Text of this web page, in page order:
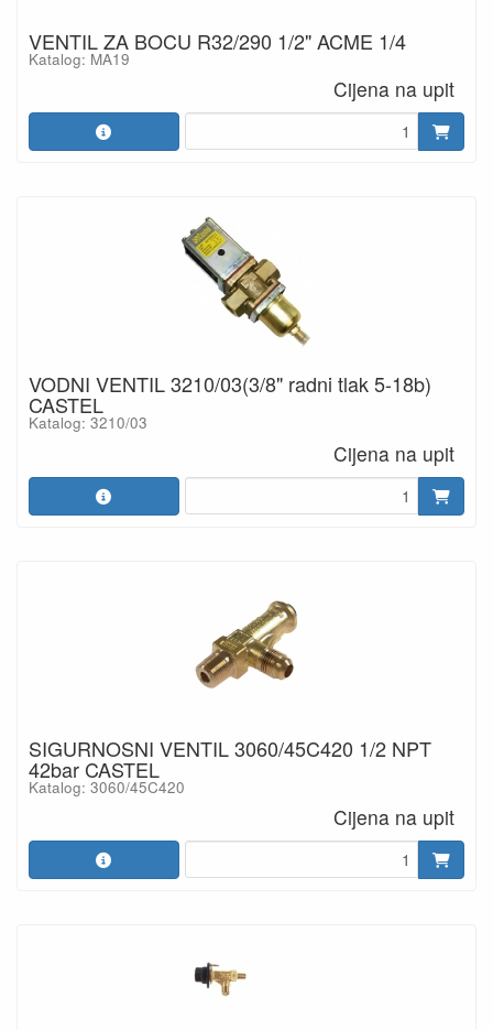
VENTIL ZA BOCU R32/290 1/2" ACME 1/4
Katalog: MA19
Cijena na upit
VODNI VENTIL 3210/03(3/8" radni tlak 5-18b)
CASTEL
Katalog: 3210/03
Cijena na upit
SIGURNOSNI VENTIL 3060/45C420 1/2 NPT
42bar CASTEL
Katalog: 3060/45C420
Cijena na upit